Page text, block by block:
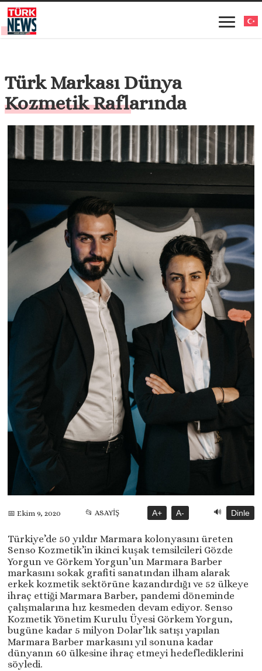
Türk Markası Dünya
Kozmetik Raflarında
📅 Ekim 9, 2020 📂 ASAYİŞ A+ A- 🔊 Dinle
Türkiye’de 50 yıldır Marmara kolonyasını üreten
Senso Kozmetik’in ikinci kuşak temsilcileri Gözde
Yorgun ve Görkem Yorgun’un Marmara Barber
markasını sokak grafiti sanatından ilham alarak
erkek kozmetik sektörüne kazandırdığı ve 52 ülkeye
ihraç ettiği Marmara Barber, pandemi döneminde
çalışmalarına hız kesmeden devam ediyor. Senso
Kozmetik Yönetim Kurulu Üyesi Görkem Yorgun,
bugüne kadar 5 milyon Dolar’lık satışı yapılan
Marmara Barber markasını yıl sonuna kadar
dünyanın 60 ülkesine ihraç etmeyi hedeflediklerini
söyledi.